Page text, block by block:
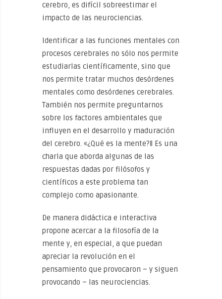
cerebro, es difícil sobreestimar el
impacto de las neurociencias.
Identificar a las funciones mentales con
procesos cerebrales no sólo nos permite
estudiarlas científicamente, sino que
nos permite tratar muchos desórdenes
mentales como desórdenes cerebrales.
También nos permite preguntarnos
sobre los factores ambientales que
influyen en el desarrollo y maduración
del cerebro. «¿Qué es la mente?‖ Es una
charla que aborda algunas de las
respuestas dadas por filósofos y
científicos a este problema tan
complejo como apasionante.
De manera didáctica e interactiva
propone acercar a la filosofía de la
mente y, en especial, a que puedan
apreciar la revolución en el
pensamiento que provocaron – y siguen
provocando – las neurociencias.